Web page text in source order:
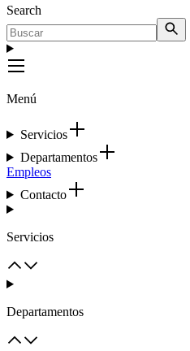
Search
Menú
Servicios
Departamentos
Empleos
Contacto
Servicios
Departamentos